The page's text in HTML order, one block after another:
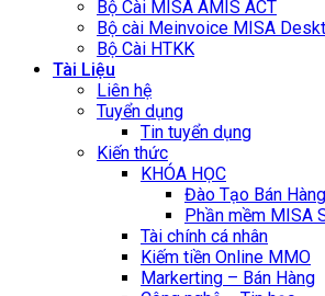
Bộ Cài MISA AMIS ACT
Bộ cài Meinvoice MISA
Bộ Cài HTKK
Tài Liệu
Liên hệ
Tuyển dụng
Tin tuyển dụng
Kiến thức
KHÓA HỌC
Đào Tạo Bán Hàng
Phần mềm MISA
Tài chính cá nhân
Kiếm tiền Online MMO
Markerting – Bán Hàng